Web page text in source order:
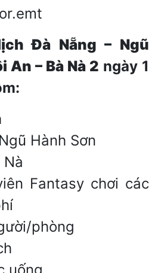
Đà Nẵng – Ngũ
An – Bà Nà 2 ngày 1
Hành Sơn
Fantasy chơi các
phòng